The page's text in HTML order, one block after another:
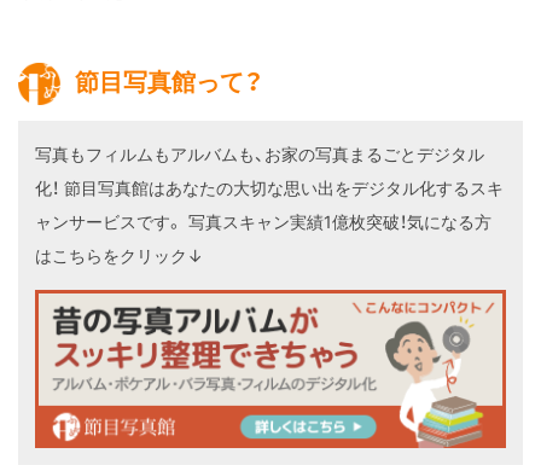
節目写真館って？
写真もフィルムもアルバムも、お家の写真まるごとデジタル
化！ 節目写真館はあなたの大切な思い出をデジタル化するスキ
ャンサービスです。 写真スキャン実績1億枚突破！気になる方
はこちらをクリック↓